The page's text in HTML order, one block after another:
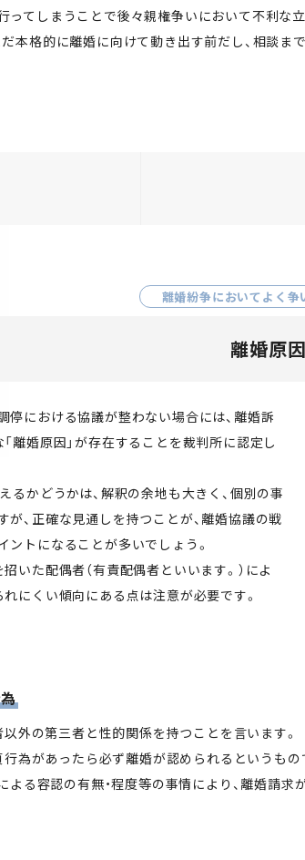
ってしまうことで後々親権争いにおいて不利な
本格的に離婚に向けて動き出す前だし、相談
離婚紛争においてよく争
離婚原因
停における協議が整わない場合には、離婚訴
離婚原因」が存在することを裁判所に認定し
るかどうかは、解釈の余地も大きく、個別の事
、正確な見通しを持つことが、離婚協議の戦
トになることが多いでしょう。
いた配偶者（有責配偶者といいます。）によ
にくい傾向にある点は注意が必要です。
外の第三者と性的関係を持つことを言います。
為があったら必ず離婚が認められるというもの
る容認の有無・程度等の事情により、離婚請求